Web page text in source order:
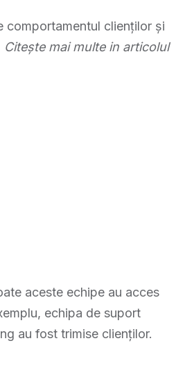
comportamentul clienților și
Citește mai multe in articolul
aceste echipe au acces
echipa de suport
au fost trimise clienților.